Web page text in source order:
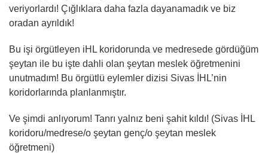
veriyorlardı! Çığlıklara daha fazla dayanamadık ve biz
oradan ayrıldık!
Bu işi örgütleyen iHL koridorunda ve medresede gördüğüm
şeytan ile bu işte dahli olan şeytan meslek öğretmenini
unutmadım! Bu örgütlü eylemler dizisi Sivas İHL’nin
koridorlarında planlanmıştır.
Ve şimdi anlıyorum! Tanrı yalnız beni şahit kıldı! (Sivas İHL
koridoru/medrese/o şeytan genç/o şeytan meslek
öğretmeni)